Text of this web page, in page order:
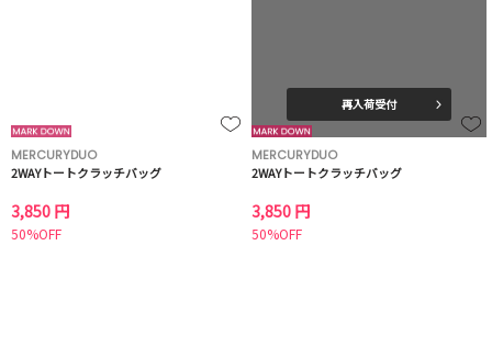
MERCURYDUO
2WAYトートクラッチバッグ
3,850 円
50%OFF
再入荷受付
MERCURYDUO
2WAYトートクラッチバッグ
3,850 円
50%OFF